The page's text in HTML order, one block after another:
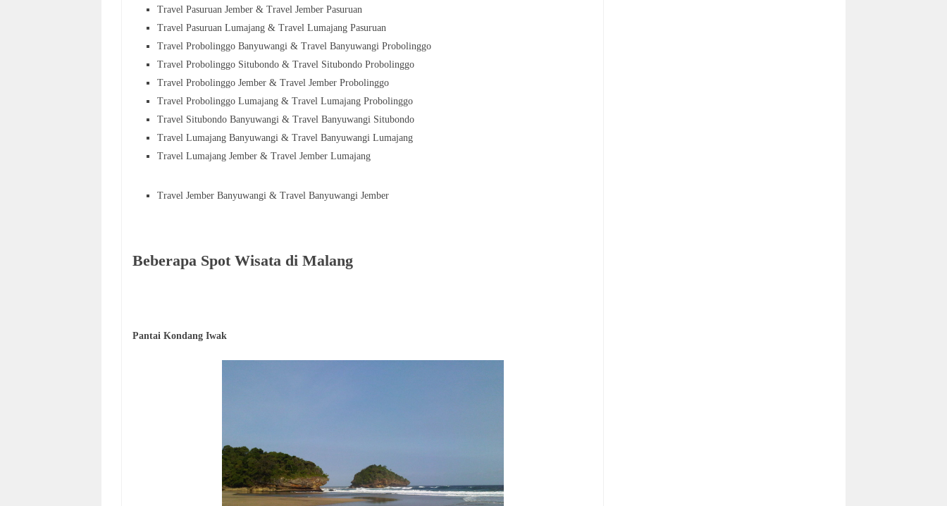
Travel Pasuruan Jember & Travel Jember Pasuruan
Travel Pasuruan Lumajang & Travel Lumajang Pasuruan
Travel Probolinggo Banyuwangi & Travel Banyuwangi Probolinggo
Travel Probolinggo Situbondo & Travel Situbondo Probolinggo
Travel Probolinggo Jember & Travel Jember Probolinggo
Travel Probolinggo Lumajang & Travel Lumajang Probolinggo
Travel Situbondo Banyuwangi & Travel Banyuwangi Situbondo
Travel Lumajang Banyuwangi & Travel Banyuwangi Lumajang
Travel Lumajang Jember & Travel Jember Lumajang
Travel Jember Banyuwangi & Travel Banyuwangi Jember
Beberapa Spot Wisata di Malang
Pantai Kondang Iwak